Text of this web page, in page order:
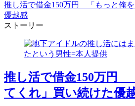
推し活で借金150万円 「もっと俺
優越感
ストーリー
推し活で借金150万円
てくれ」買い続けた優